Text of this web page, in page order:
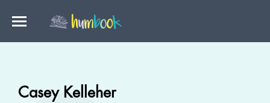
Casey Kelleher